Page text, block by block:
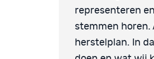
representeren
stemmen horen.
herstelplan. In